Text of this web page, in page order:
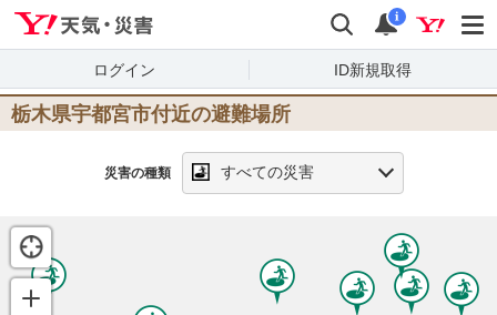
検索 通知
i
ログイン ID新規取得
栃木県宇都宮市付近の避難場所
災害の種類 すべての災害